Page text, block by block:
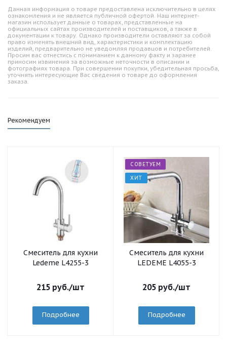
Данная информация о товаре предоставлена исключительно в целях
ознакомления и не является публичной офертой. Наш интернет-
магазин использует данные о товарах, представленные на
официальных сайтах производителей и поставщиков, а также в
документации к товару. Однако производители оставляют за собой
право изменять внешний вид, характеристики и комплектацию
изделий, предварительно не уведомляя продавцов и потребителей.
Просим вас отнестись с пониманием к данному факту и заранее
приносим извинения за возможные неточности в описании и
фотографиях товара. При совершении покупки, убедительная просьба,
уточнять интересующие Вас сведения о товаре до оформления
заказа.
Рекомендуем
Смеситель для кухни
Ledeme L4255-3
215 руб./шт
Подробнее
СОВЕТУЕМ
ХИТ
Смеситель для кухни
LEDEME L4055-3
205 руб./шт
Подробнее